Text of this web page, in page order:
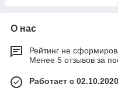
О нас
Рейтинг не
Менее 5 отзывов за
Работает с 02.10.2020